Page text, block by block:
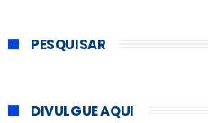
PESQUISAR
DIVULGUE AQUI